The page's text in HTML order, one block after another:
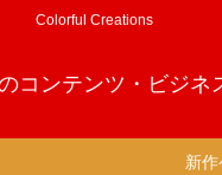
Colorful Creations
コンテンツ・ビジネ
新